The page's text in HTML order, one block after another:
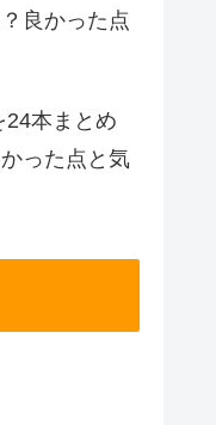
良かった点
本まとめ
った点と気